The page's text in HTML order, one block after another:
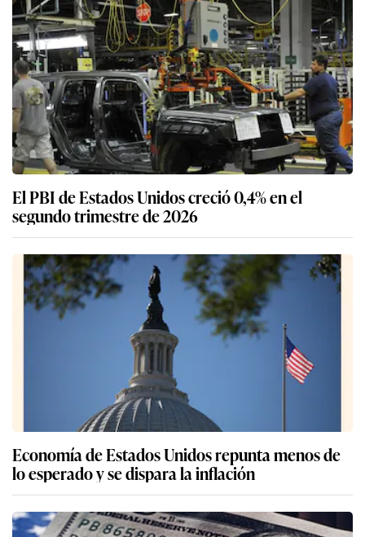
El PBI de Estados Unidos creció 0,4% en el
segundo trimestre de 2026
Economía de Estados Unidos repunta menos de
lo esperado y se dispara la inflación